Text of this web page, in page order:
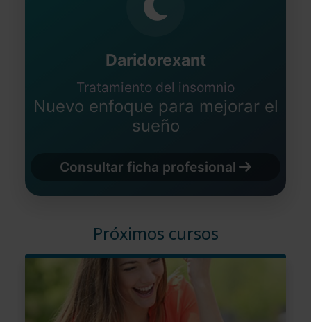
Daridorexant
Tratamiento del insomnio
Nuevo enfoque para mejorar el
sueño
Consultar ficha profesional
Próximos cursos